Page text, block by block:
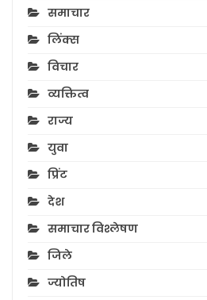
समाचार
लिंक्स
विचार
व्यक्तित्व
राज्य
युवा
प्रिंट
देश
समाचार विश्लेषण
जिले
ज्योतिष